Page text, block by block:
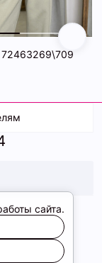
72463269\709
сайта.